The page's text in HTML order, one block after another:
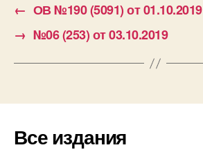
← ОВ №190 (5091) от 01.10.2019
→ №06 (253) от 03.10.2019
Все издания